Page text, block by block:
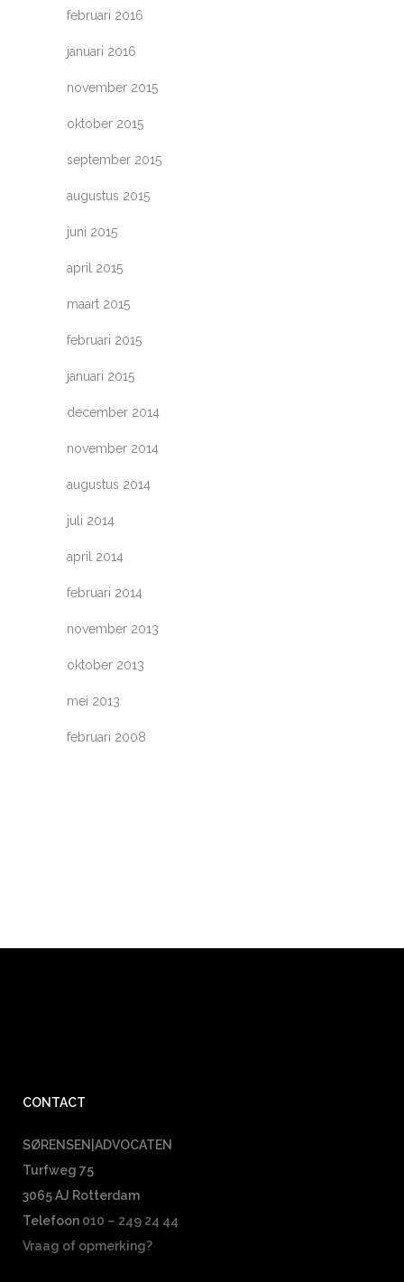
februari 2016
januari 2016
november 2015
oktober 2015
september 2015
augustus 2015
juni 2015
april 2015
maart 2015
februari 2015
januari 2015
december 2014
november 2014
augustus 2014
juli 2014
april 2014
februari 2014
november 2013
oktober 2013
mei 2013
februari 2008
CONTACT
SØRENSEN|ADVOCATEN
Turfweg 75
3065 AJ Rotterdam
Telefoon 010 – 249 24 44
Vraag of opmerking?